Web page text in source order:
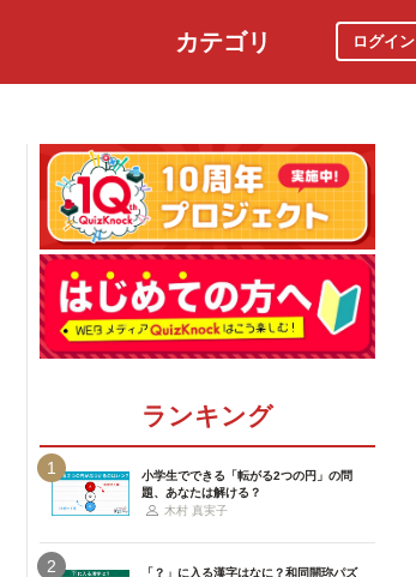
カテゴリ ログイン
ランキング
1
小学生でできる「転がる2つの円」の問
題、あなたは解ける？
木村 真実子
2
「？」に入る漢字はなに？和同開珎パズ